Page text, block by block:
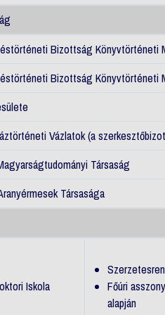
Bizottság Könyvtörténeti
Bizottság Könyvtörténeti
Vázlatok (a
Társaság
Társasága
Iskola
Főúri
alapján